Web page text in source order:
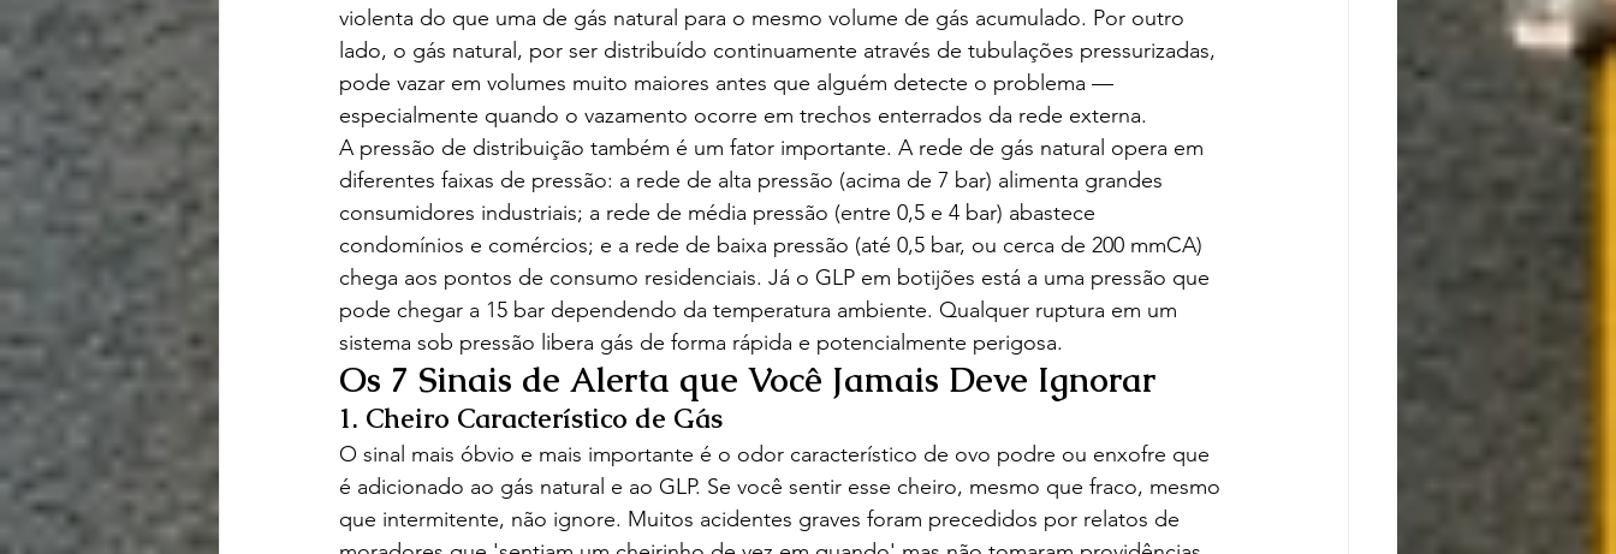
violenta do que uma de gás natural para o mesmo volume de gás acumulado. Por outro
lado, o gás natural, por ser distribuído continuamente através de tubulações pressurizadas,
pode vazar em volumes muito maiores antes que alguém detecte o problema —
especialmente quando o vazamento ocorre em trechos enterrados da rede externa.
A pressão de distribuição também é um fator importante. A rede de gás natural opera em
diferentes faixas de pressão: a rede de alta pressão (acima de 7 bar) alimenta grandes
consumidores industriais; a rede de média pressão (entre 0,5 e 4 bar) abastece
condomínios e comércios; e a rede de baixa pressão (até 0,5 bar, ou cerca de 200 mmCA)
chega aos pontos de consumo residenciais. Já o GLP em botijões está a uma pressão que
pode chegar a 15 bar dependendo da temperatura ambiente. Qualquer ruptura em um
sistema sob pressão libera gás de forma rápida e potencialmente perigosa.
Os 7 Sinais de Alerta que Você Jamais Deve Ignorar
1. Cheiro Característico de Gás
O sinal mais óbvio e mais importante é o odor característico de ovo podre ou enxofre que
é adicionado ao gás natural e ao GLP. Se você sentir esse cheiro, mesmo que fraco, mesmo
que intermitente, não ignore. Muitos acidentes graves foram precedidos por relatos de